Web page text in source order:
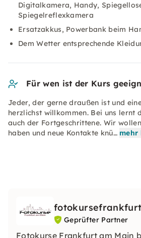
Digitalkamera, Handy,
Spiegelreflexkamera
Ersatzakkus, Powerbank beim
Dem Wetter entsprechende
Für wen ist der Kurs
Jeder, der gerne draußen ist und
herzlichst willkommen. Bei uns lernt
auch der Fortgeschrittene. Wir
haben und neue Kontakte knü… mehr
Geprüfter Partner
Fotokurse Frankfurt am Main